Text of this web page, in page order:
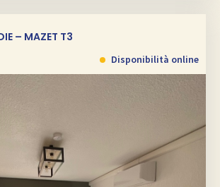
– MAZET T3
Disponibilità online